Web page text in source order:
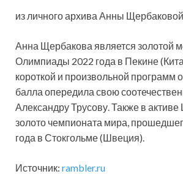
из личного архива Анны Щербаковой
Анна Щербакова является золотой
Олимпиады 2022 года в Пекине
короткой и произвольной программ
балла опередила свою
Александру Трусову. Также в
золото чемпионата мира,
года в Стокгольме (Швеция).
Источник: rambler.ru